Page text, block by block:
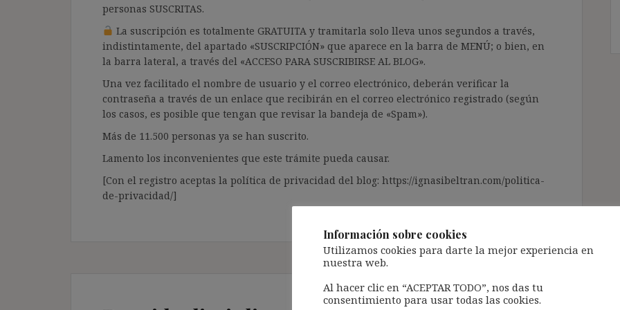
personas SUSCRITAS.
La suscripción es totalmente GRATUITA y tramitarla solo lleva unos segundos a través,
indistintamente, del apartado «SUSCRIPCIÓN» que aparece en la barra de MENÚ; o bien, en
la barra lateral, a través del «ACCESO PARA SUSCRIBIRSE AL BLOG».
Una vez facilitado el nombre de usuario y el correo electrónico, deberán verificar la
contraseña a través de un enlace que recibirán en el correo electrónico registrado (según
los casos, es posible que tengan que revisar la bandeja de «Spam»).
Más de 11.500 personas ya se han suscrito.
Lamento los inconvenientes que este trámite pueda causar.
[Con el registro aceptas la política de privacidad del blog: https://ignasibeltran.com/politica-
de-privacidad/]
Información sobre cookies
Utilizamos cookies para darte la mejor experiencia en
nuestra web.
Al hacer clic en “ACEPTAR TODO”, nos das tu
consentimiento para usar todas las cookies.